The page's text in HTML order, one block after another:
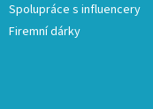
Spolupráce s influencery
Firemní dárky